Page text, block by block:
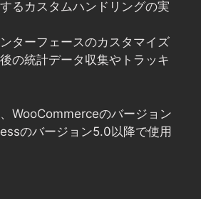
るカスタムハンドリングの実
ターフェースのカスタマイズ
の統計データ収集やトラッキ
WooCommerceのバージョン
のバージョン5.0以降で使用